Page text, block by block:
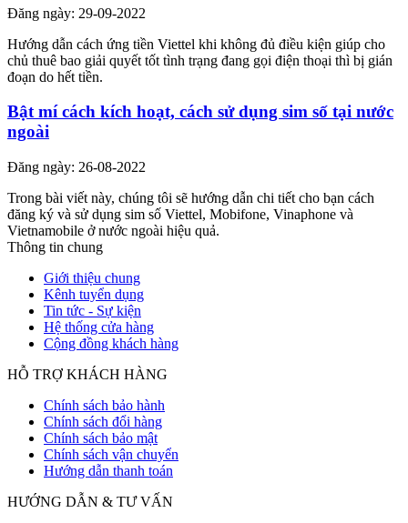
Đăng ngày: 29-09-2022
Hướng dẫn cách ứng tiền Viettel khi không đủ điều kiện giúp cho
chủ thuê bao giải quyết tốt tình trạng đang gọi điện thoại thì bị gián
đoạn do hết tiền.
Bật mí cách kích hoạt, cách sử dụng sim số tại nước
ngoài
Đăng ngày: 26-08-2022
Trong bài viết này, chúng tôi sẽ hướng dẫn chi tiết cho bạn cách
đăng ký và sử dụng sim số Viettel, Mobifone, Vinaphone và
Vietnamobile ở nước ngoài hiệu quả.
Thông tin chung
Giới thiệu chung
Kênh tuyển dụng
Tin tức - Sự kiện
Hệ thống cửa hàng
Cộng đồng khách hàng
HỖ TRỢ KHÁCH HÀNG
Chính sách bảo hành
Chính sách đổi hàng
Chính sách bảo mật
Chính sách vận chuyển
Hướng dẫn thanh toán
HƯỚNG DẪN & TƯ VẤN